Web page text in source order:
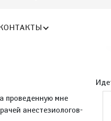
проведенную мне
анестезиологов-